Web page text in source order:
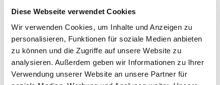
Diese Webseite verwendet Cookies
Wir verwenden Cookies, um Inhalte und Anzeigen zu
personalisieren, Funktionen für soziale Medien anbieten
zu können und die Zugriffe auf unsere Website zu
analysieren. Außerdem geben wir Informationen zu Ihrer
Verwendung unserer Website an unsere Partner für
compréhension globale de l’entreprise et de son
environnement, et développe une solide compréhension
économique.
Bachelor of Science
Après la maturité professionnelle, il est possible de faire